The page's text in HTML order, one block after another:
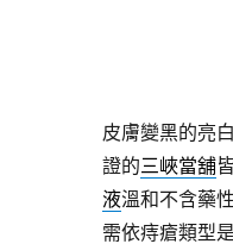
皮膚變黑的亮
證的三峽當舖
液溫和不含藥
需依痔瘡類型